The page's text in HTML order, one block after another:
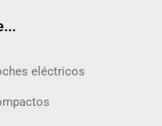
eléctricos